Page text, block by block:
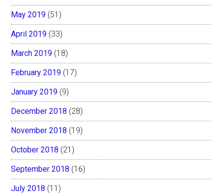
May 2019 (51)
April 2019 (33)
March 2019 (18)
February 2019 (17)
January 2019 (9)
December 2018 (28)
November 2018 (19)
October 2018 (21)
September 2018 (16)
July 2018 (11)